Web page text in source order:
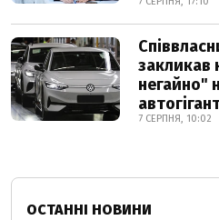
закликав
негайно"
7 СЕРПНЯ, 10:02
ОСТАННІ НОВИНИ